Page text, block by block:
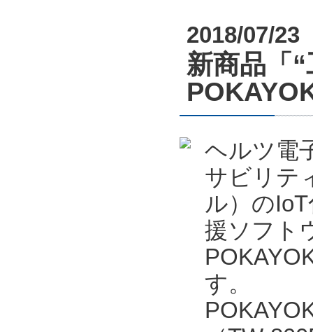
2018/07/23
新商品「
ヘルツ電
サビリテ
ル）の
援ソフト
す。